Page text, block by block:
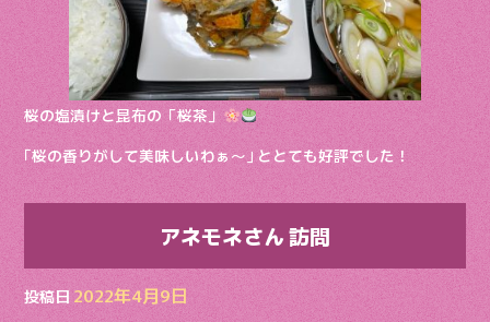
桜の塩漬けと昆布の「桜茶」
｢桜の香りがして美味しいわぁ〜｣ ととても好評でした！
アネモネさん 訪問
投稿日 2022年4月9日